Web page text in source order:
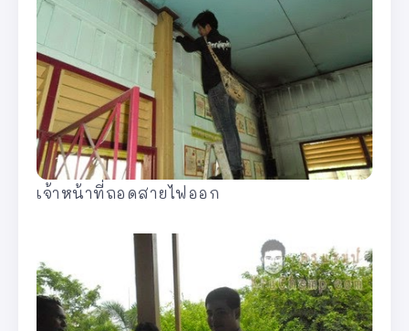
เจ้าหน้าที่ถอดสายไฟออก